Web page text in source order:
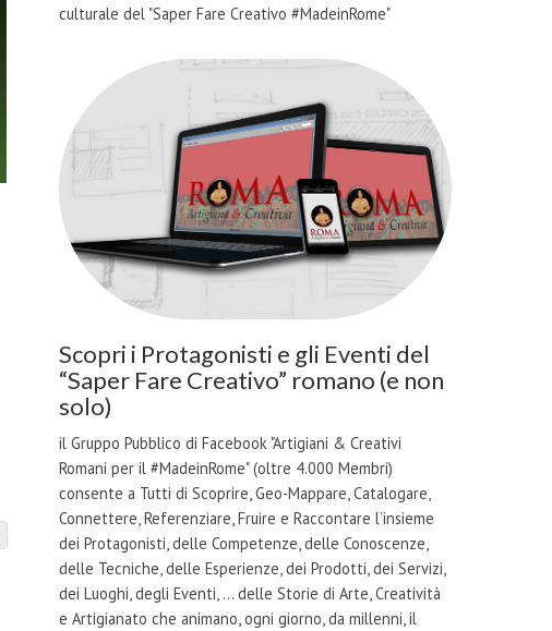
culturale del "Saper Fare Creativo #MadeinRome"
Scopri i Protagonisti e gli Eventi del
“Saper Fare Creativo” romano (e non
solo)
il Gruppo Pubblico di Facebook "Artigiani & Creativi
Romani per il #MadeinRome" (oltre 4.000 Membri)
consente a Tutti di Scoprire, Geo-Mappare, Catalogare,
Connettere, Referenziare, Fruire e Raccontare l’insieme
dei Protagonisti, delle Competenze, delle Conoscenze,
delle Tecniche, delle Esperienze, dei Prodotti, dei Servizi,
dei Luoghi, degli Eventi, … delle Storie di Arte, Creatività
e Artigianato che animano, ogni giorno, da millenni, il